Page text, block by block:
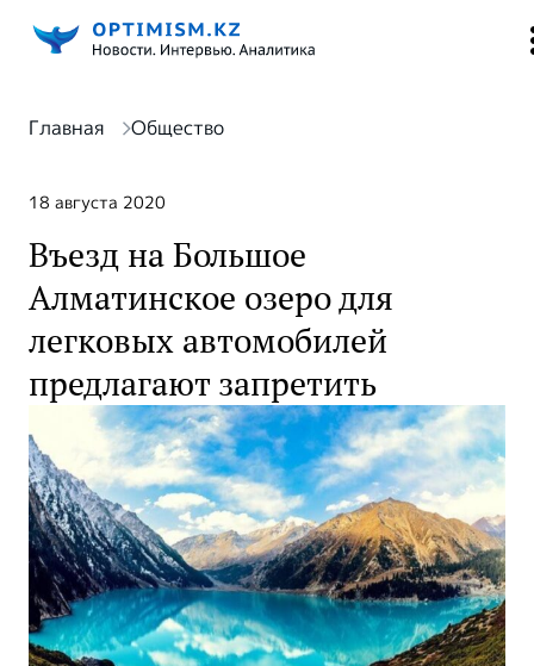
Главная Общество
18 августа 2020
Въезд на Большое
Алматинское озеро для
легковых автомобилей
предлагают запретить